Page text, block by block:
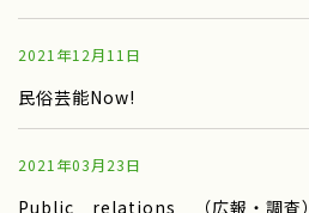
2021年12月11日
民俗芸能Now!
2021年03月23日
Public relations （広報・調査）